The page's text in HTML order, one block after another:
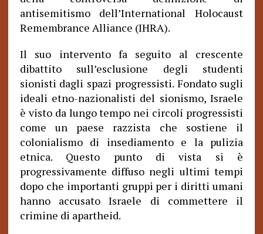
antisemitismo dell’International Holocaust
Remembrance Alliance (IHRA).
Il suo intervento fa seguito al crescente
dibattito sull’esclusione degli studenti
sionisti dagli spazi progressisti. Fondato sugli
ideali etno-nazionalisti del sionismo, Israele
è visto da lungo tempo nei circoli progressisti
come un paese razzista che sostiene il
colonialismo di insediamento e la pulizia
etnica. Questo punto di vista si è
progressivamente diffuso negli ultimi tempi
dopo che importanti gruppi per i diritti umani
hanno accusato Israele di commettere il
crimine di apartheid.